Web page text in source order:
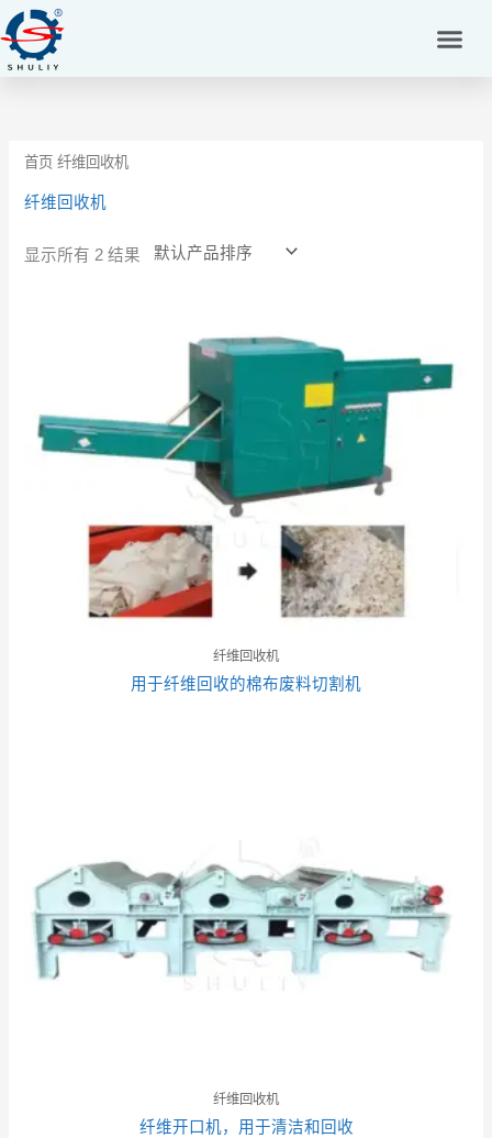
至
内
首页 纤维回收机
纤维回收机
显示所有 2 结果
纤维回收机
用于纤维回收的棉布废料切割机
纤维回收机
纤维开口机，用于清洁和回收